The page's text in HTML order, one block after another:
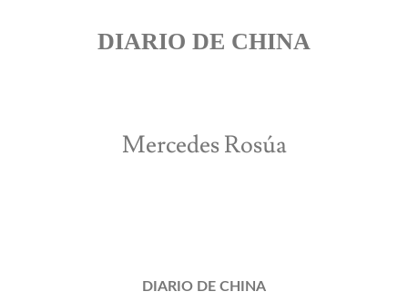
DIARIO DE CHINA
Mercedes Rosúa
DIARIO DE CHINA